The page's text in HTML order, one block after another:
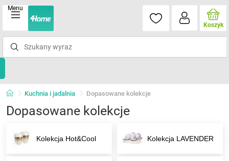
Menu
Koszyk
Kuchnia i jadalnia Dopasowane kolekcje
Dopasowane kolekcje
Kolekcja Hot&Cool Kolekcja LAVENDER